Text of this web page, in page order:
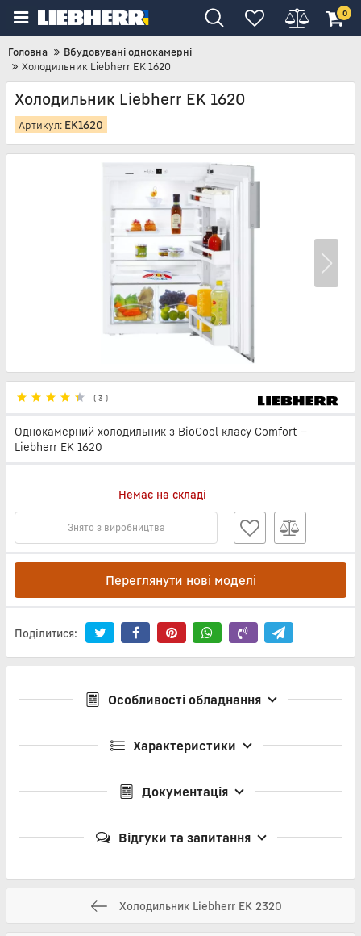
0
Головна
Вбудовувані однокамерні
Холодильник Liebherr EK 1620
Холодильник Liebherr EK 1620
Артикул: EK1620
( 3 )
Однокамерний холодильник з BioCool класу Comfort —
Liebherr EK 1620
Немає на складі
Знято з виробництва
Переглянути нові моделі
Поділитися:
Особливості обладнання
Характеристики
Документація
Відгуки та запитання
Холодильник Liebherr EK 2320